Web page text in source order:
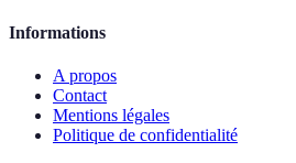
Informations
A propos
Contact
Mentions légales
Politique de confidentialité